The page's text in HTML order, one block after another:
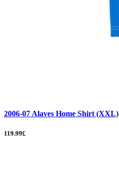
2006-07 Alaves Home Shirt (XXL)
119.99£